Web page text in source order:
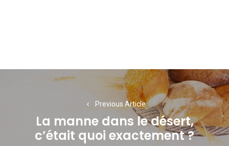
Navigation
l’article
Previous Article
Previous
post:
La manne dans le désert,
c’était quoi exactement ?